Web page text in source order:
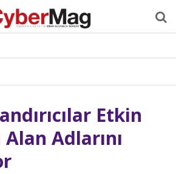
Dergi Editörden
Sizden Gelenler
İletişim
Etkin
Adlarını